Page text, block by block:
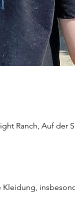
Ranch, Auf der